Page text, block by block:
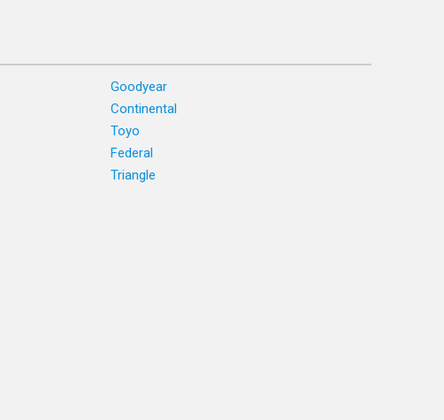
Goodyear
Continental
Toyo
Federal
Triangle